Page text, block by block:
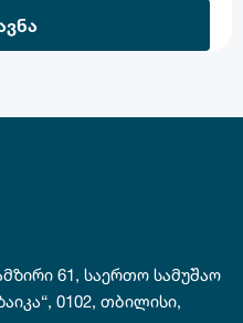
61, საერთო სამუშაო
0102, თბილისი,